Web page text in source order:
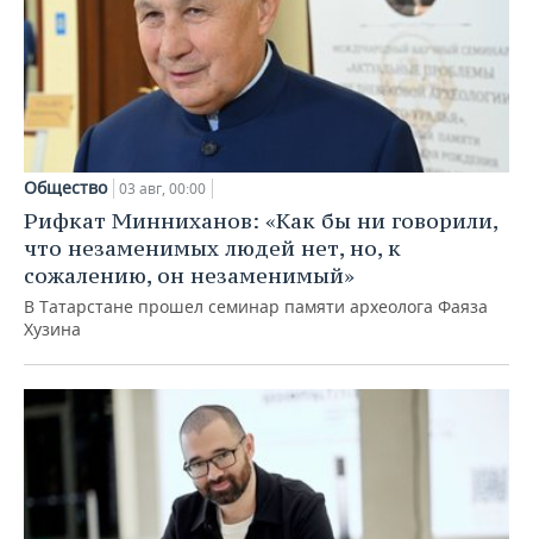
Общество 03 авг, 00:00
Рифкат Минниханов: «Как бы ни говорили,
что незаменимых людей нет, но, к
сожалению, он незаменимый»
В Татарстане прошел семинар памяти археолога Фаяза
Хузина